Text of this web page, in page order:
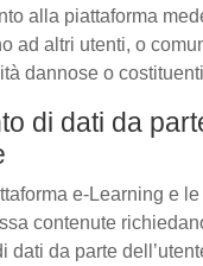
alla piattaforma
ad altri utenti, o
dannose o
di dati da
e-Learning e le
contenute
dati da parte